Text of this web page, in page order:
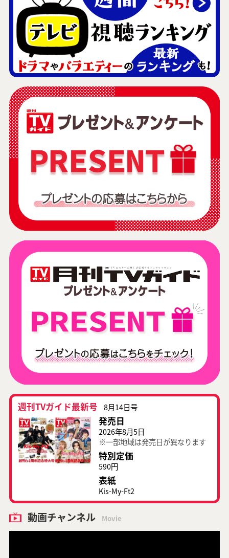
週刊TVガイド最新号 8月14日号
発売日
2026年8月5日
※一部地域は発売日が異なります
特別定価
590円
表紙
Kis-My-Ft2
動画チャンネル Movie